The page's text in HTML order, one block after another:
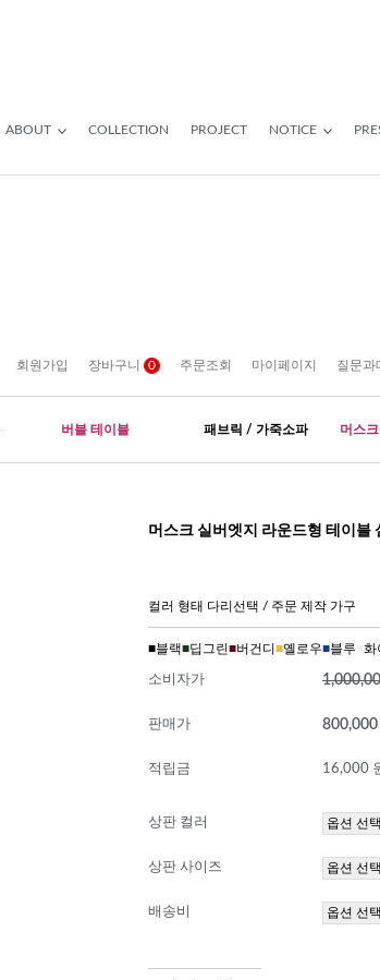
ABOUT COLLECTION PROJECT NOTICE
회원가입 장바구니 0 주문조회 마이페이지 질문과
버블 테이블 패브릭 / 가죽소파 머스
머스크 실버엣지 라운드형 테이블
컬러 형태 다리선택 / 주문 제작 가구
■블랙■딥그린 ■버건디 ■옐로우■블루 화
소비자가
판매가
적립금 16,000
상판 컬러
상판 사이즈
배송비